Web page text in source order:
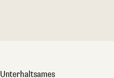
Unterhaltsames